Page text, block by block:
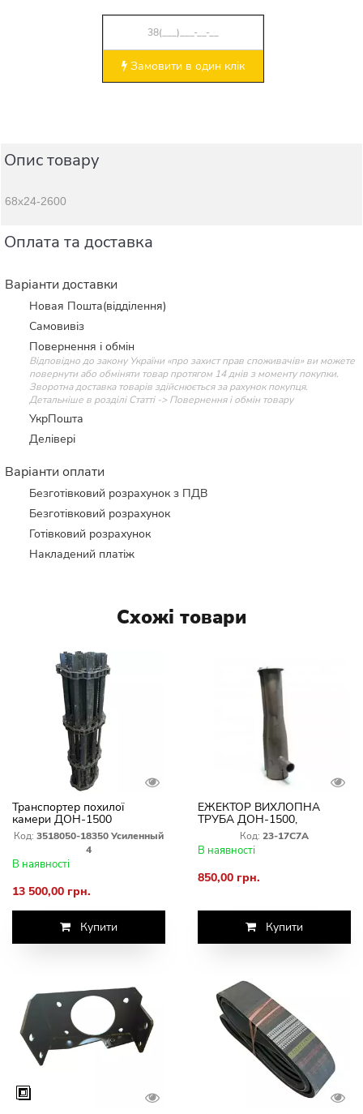
Замовити в один клік
Опис товару
68х24-2600
Оплата та доставка
Варіанти доставки
Новая Пошта(відділення)
Самовивіз
Повернення і обмін
Відповідно до закону України «про захист прав споживачів» ви можете
повернути або обміняти товар протягом 14 днів з моменту покупки.
Зворотна доставка товарів здійснюється за рахунок покупця.
Детальніше в розділі Статті -> Повернення і обмін товару
УкрПошта
Делівері
Варіанти оплати
Безготівковий розрахунок з ПДВ
Безготівковий розрахунок
Готівковий розрахунок
Накладений платіж
Схожі товари
Транспортер похилої
камери ДОН-1500
посилений на болтах ЗІПК
Код: 3518050-18350 Усиленный
4
В наявності
13 500,00 грн.
Купити
ЕЖЕКТОР ВИХЛОПНА
ТРУБА ДОН-1500,
СМД-31АКод: 23-17С7А
В наявності
850,00 грн.
Купити